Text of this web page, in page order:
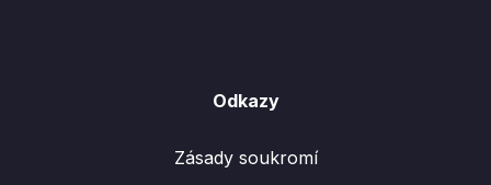
Odkazy
Zásady soukromí